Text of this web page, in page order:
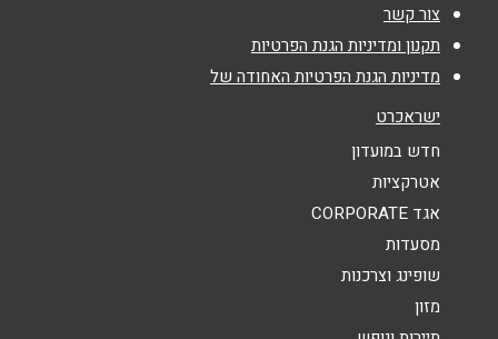
אימייל*
נושא*
אנא חזרו אלי בקשר ל...
הודעה*
צור קשר
תקנון ומדיניות הגנת הפרטיות
מדיניות הגנת הפרטיות האחודה של
ישראכרט
חדש במועדון
אטרקציות
אגד CORPORATE
מסעדות
שופינג וצרכנות
מזון